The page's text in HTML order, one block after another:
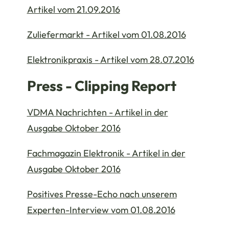
Artikel vom 21.09.2016
Zuliefermarkt - Artikel vom 01.08.2016
Elektronikpraxis - Artikel vom 28.07.2016
Press - Clipping Report
VDMA Nachrichten - Artikel in der
Ausgabe Oktober 2016
Fachmagazin Elektronik - Artikel in der
Ausgabe Oktober 2016
Positives Presse-Echo nach unserem
Experten-Interview vom 01.08.2016